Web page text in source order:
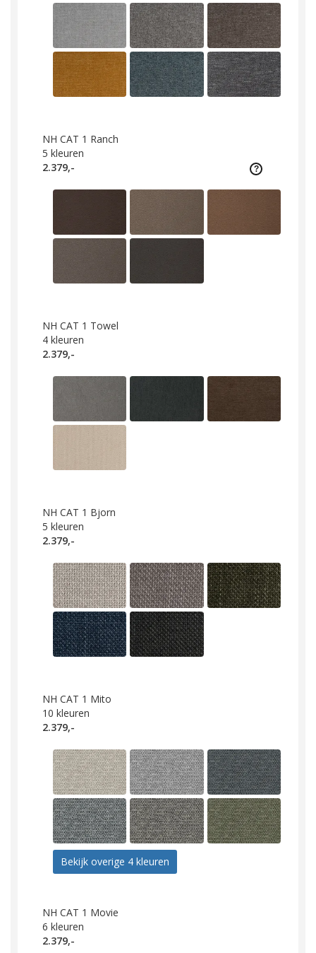
NH CAT 1 Ranch
5 kleuren
2.379,-
NH CAT 1 Towel
4 kleuren
2.379,-
NH CAT 1 Bjorn
5 kleuren
2.379,-
NH CAT 1 Mito
10 kleuren
2.379,-
Bekijk overige 4 kleuren
NH CAT 1 Movie
6 kleuren
2.379,-